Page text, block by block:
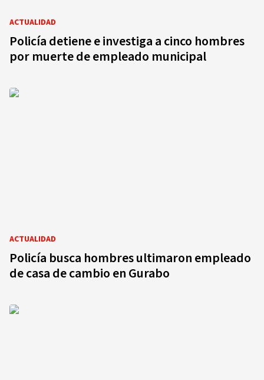
ACTUALIDAD
Policía detiene e investiga a cinco hombres
por muerte de empleado municipal
ACTUALIDAD
Policía busca hombres ultimaron empleado
de casa de cambio en Gurabo